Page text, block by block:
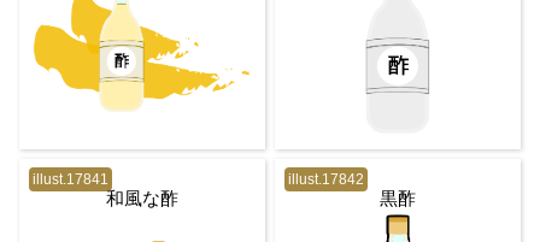
illust.17841
和風な酢
illust.17842
黒酢